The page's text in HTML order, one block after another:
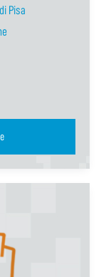
Pisa